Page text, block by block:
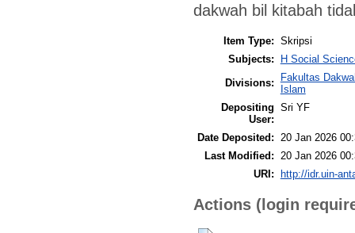
dakwah bil kitabah
Item Type: Skripsi
Subjects:
H Social
Divisions:
Fakultas
Islam
Depositing
User:
Sri YF
Date Deposited:
20 Jan 2026
Last Modified:
20 Jan 2026
URI: http://idr.uin-
Actions (login